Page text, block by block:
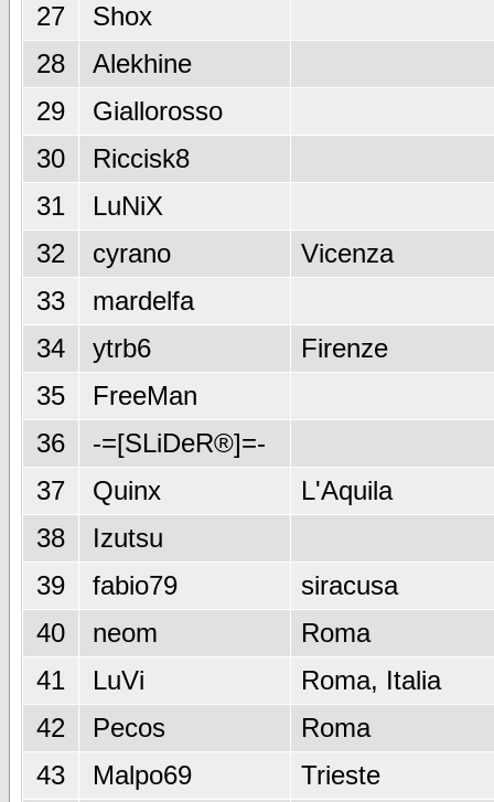
27
Shox
28
Alekhine
29
Giallorosso
30
Riccisk8
31
LuNiX
32
cyrano
Vicenza
33
mardelfa
34
ytrb6
Firenze
35
FreeMan
36
-=[SLiDeR®]=-
37
Quinx
L'Aquila
38
Izutsu
39
fabio79
siracusa
40
neom
Roma
41
LuVi
Roma, Italia
42
Pecos
Roma
43
Malpo69
Trieste